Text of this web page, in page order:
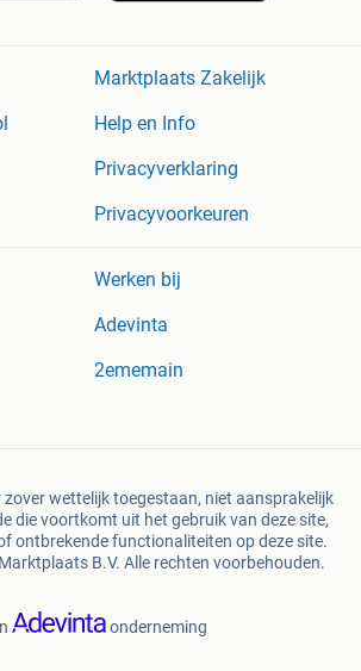
Marktplaats Zakelijk
Help en Info
Privacyverklaring
Privacyvoorkeuren
Werken bij
Adevinta
2ememain
wettelijk toegestaan, niet aansprakelijk
die voortkomt uit het gebruik van deze site,
ontbrekende functionaliteiten op deze site.
B.V. Alle rechten voorbehouden.
onderneming